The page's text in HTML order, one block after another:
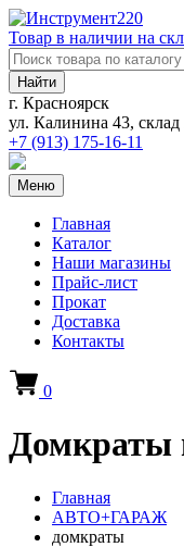
Товар в наличии на
Найти
г. Красноярск
ул. Калинина 43, склад
+7 (913) 175-16-11
Меню
Главная
Каталог
Наши магазины
Прайс-лист
Прокат
Доставка
Контакты
0
Домкраты
Главная
АВТО+ГАРАЖ
домкраты